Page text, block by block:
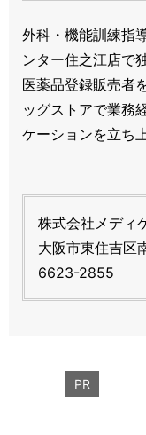
外科・機能訓練指
ンター住之江店で
医薬品登録販売者
ッグストアで業務
ケーションを立ち
株式会社メディ
大阪市東住吉
6623-2855
PR